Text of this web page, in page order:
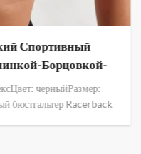
Спортивный
Борцовкой-
черныйРазмер:
бюстгальтер Racerback